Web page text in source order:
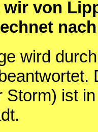
wir von
wird
Storm) ist